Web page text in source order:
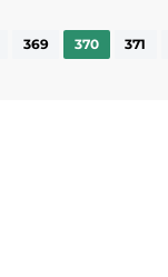
369 370 371